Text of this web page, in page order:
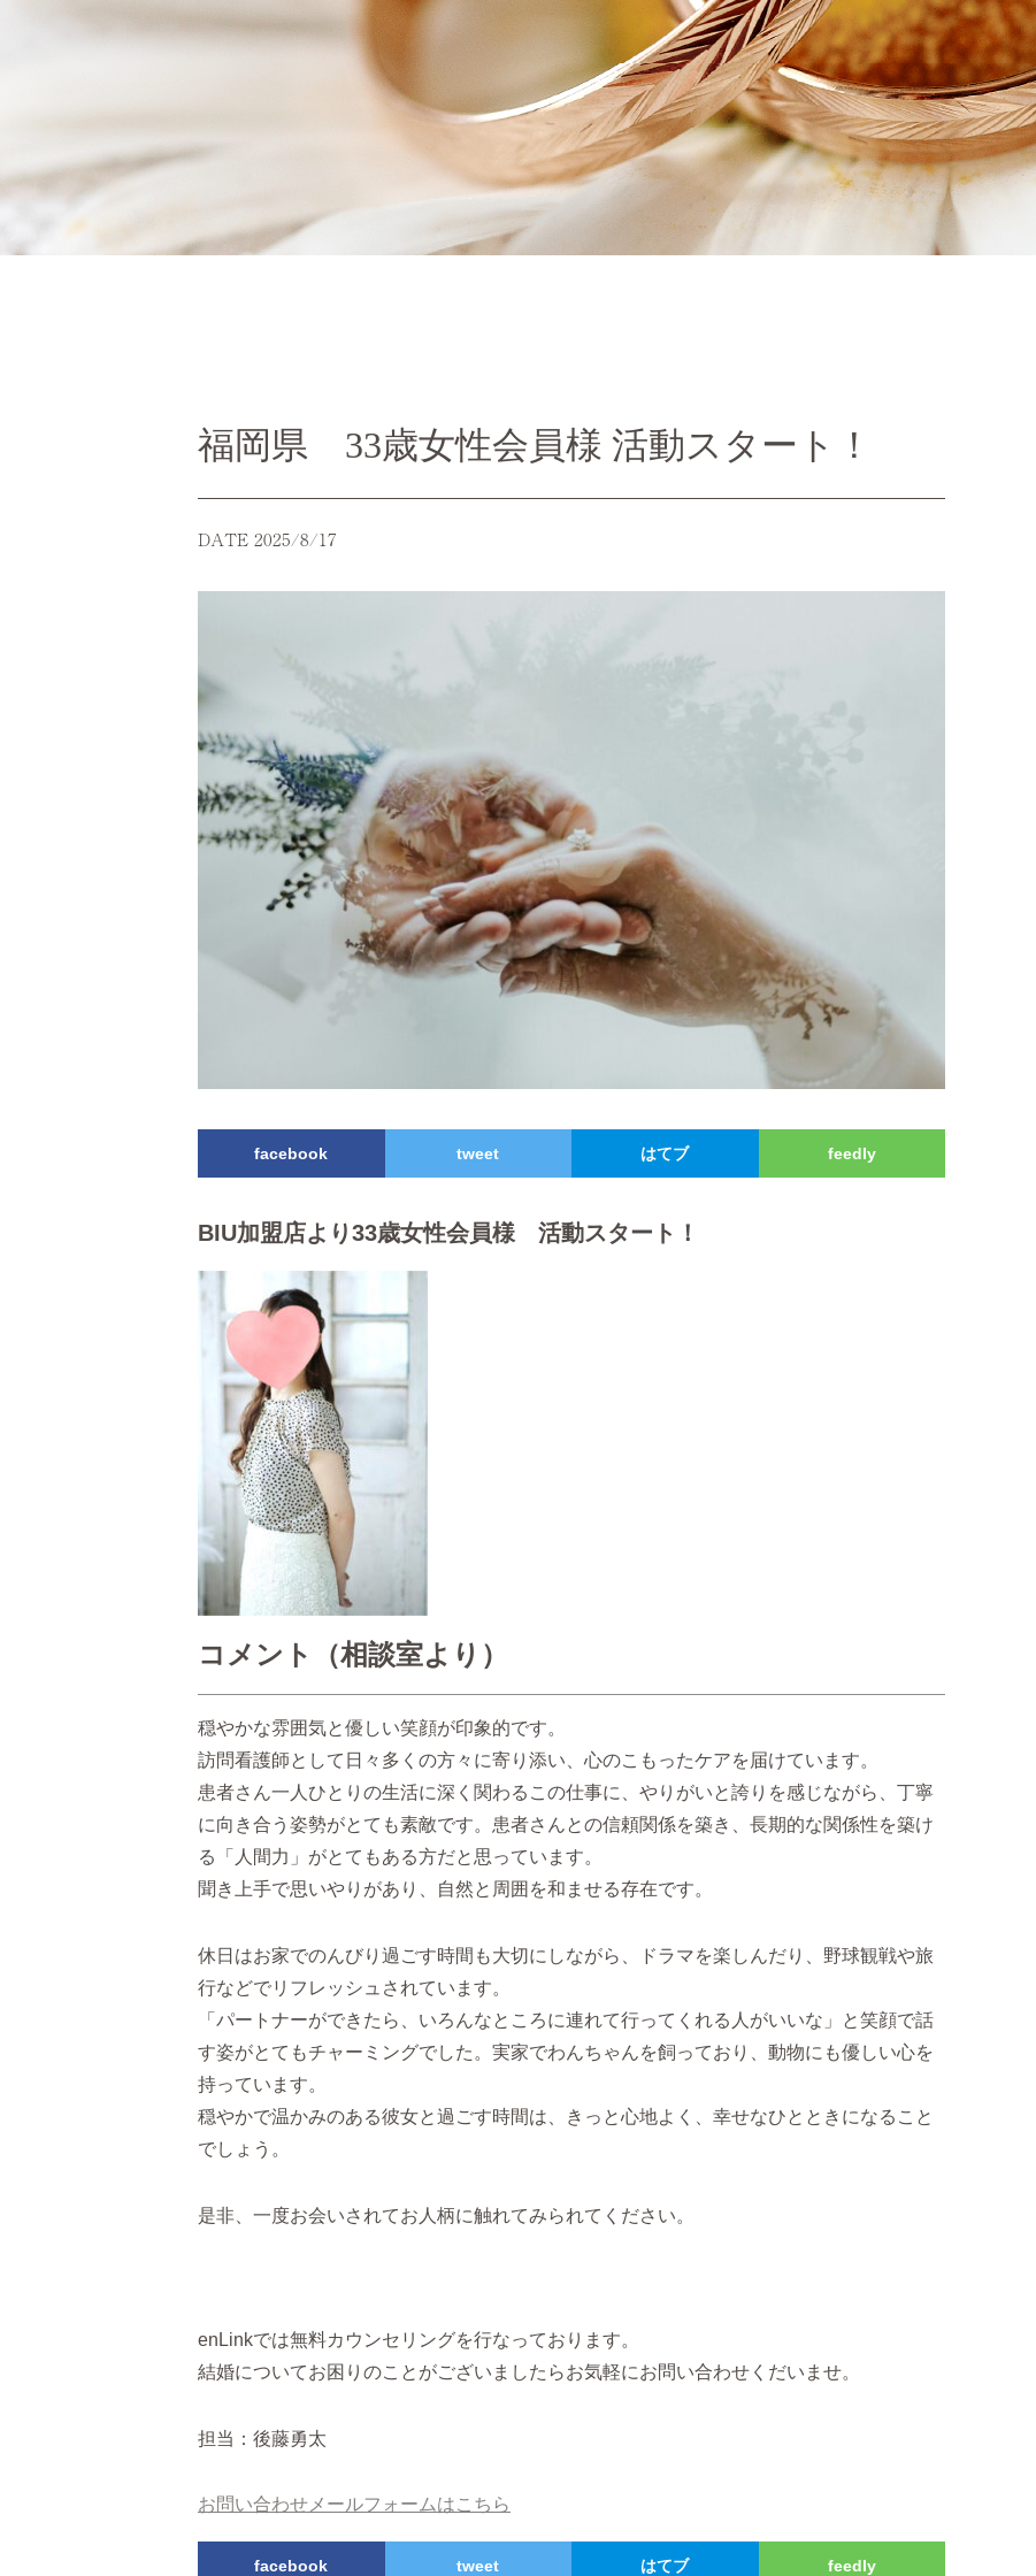
福岡県 33歳女性会員様 活動スタート！
DATE 2025/8/17
facebook tweet はてブ feedly
BIU加盟店より33歳女性会員様 活動スタート！
コメント（相談室より）
穏やかな雰囲気と優しい笑顔が印象的です。
訪問看護師として日々多くの方々に寄り添い、心のこもったケアを届けています。
患者さん一人ひとりの生活に深く関わるこの仕事に、やりがいと誇りを感じながら、丁寧
に向き合う姿勢がとても素敵です。患者さんとの信頼関係を築き、長期的な関係性を築け
る「人間力」がとてもある方だと思っています。
聞き上手で思いやりがあり、自然と周囲を和ませる存在です。
休日はお家でのんびり過ごす時間も大切にしながら、ドラマを楽しんだり、野球観戦や旅
行などでリフレッシュされています。
「パートナーができたら、いろんなところに連れて行ってくれる人がいいな」と笑顔で話
す姿がとてもチャーミングでした。実家でわんちゃんを飼っており、動物にも優しい心を
持っています。
穏やかで温かみのある彼女と過ごす時間は、きっと心地よく、幸せなひとときになること
でしょう。
是非、一度お会いされてお人柄に触れてみられてください。
enLinkでは無料カウンセリングを行なっております。
結婚についてお困りのことがございましたらお気軽にお問い合わせくだいませ。
担当：後藤勇太
お問い合わせメールフォームはこちら
facebook tweet はてブ feedly